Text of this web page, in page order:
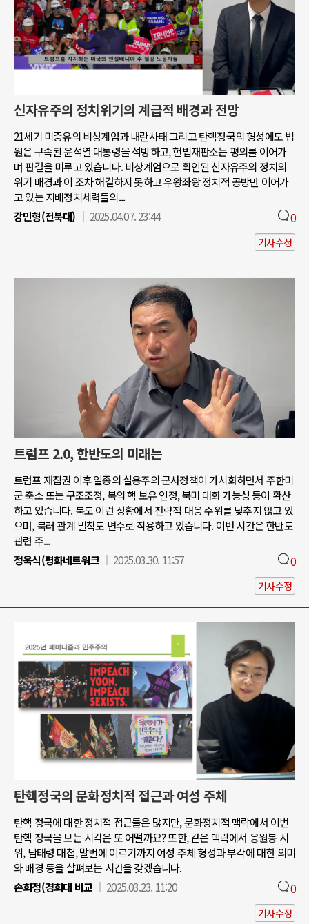
신자유주의 정치위기의 계급적 배경과 전망
21세기 미증유의 비상계엄과 내란사태 그리고 탄핵정국의 형성에도 법
원은 구속된 윤석열 대통령을 석방하고, 헌법재판소는 평의를 이어가
며 판결을 미루고 있습니다. 비상계엄으로 확인된 신자유주의 정치의
위기 배경과 이 조차 해결하지 못하고 우왕좌왕 정치적 공방만 이어가
고 있는 지배정치세력들의...
강민형(전북대)
2025.04.07. 23:44 0
기사수정
트럼프 2.0, 한반도의 미래는
트럼프 재집권 이후 일종의 실용주의 군사정책이 가시화하면서 주한미
군 축소 또는 구조조정, 북의 핵 보유 인정, 북미 대화 가능성 등이 확산
하고 있습니다. 북도 이런 상황에서 전략적 대응 수위를 낮추지 않고 있
으며, 북러 관계 밀착도 변수로 작용하고 있습니다. 이번 시간은 한반도
관련 주...
정욱식(평화네트워크
2025.03.30. 11:57 0
기사수정
탄핵정국의 문화정치적 접근과 여성 주체
탄핵 정국에 대한 정치적 접근들은 많지만, 문화정치적 맥락에서 이번
탄핵 정국을 보는 시각은 또 어떨까요? 또한, 같은 맥락에서 응원봉 시
위, 남태령 대첩, 말벌에 이르기까지 여성 주체 형성과 부각에 대한 의미
와 배경 등을 살펴보는 시간을 갖겠습니다.
손희정(경희대 비교
2025.03.23. 11:20 0
기사수정